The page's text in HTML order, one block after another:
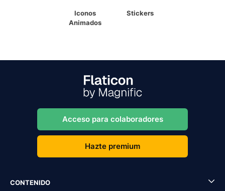
Iconos
Animados
Stickers
Acceso para colaboradores
Hazte premium
CONTENIDO